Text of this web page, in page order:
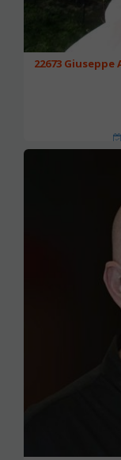
22673